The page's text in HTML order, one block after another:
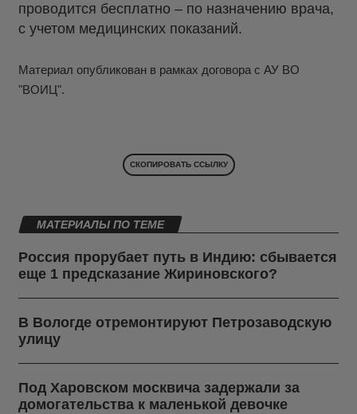
проводится бесплатно – по назначению врача,
с учетом медицинских показаний.
Материал опубликован в рамках договора с АУ ВО
"ВОИЦ".
СКОПИРОВАТЬ ССЫЛКУ
МАТЕРИАЛЫ ПО ТЕМЕ
Россия прорубает путь в Индию: сбывается
еще 1 предсказание Жириновского?
В Вологде отремонтируют Петрозаводскую
улицу
Под Харовском москвича задержали за
домогательства к маленькой девочке